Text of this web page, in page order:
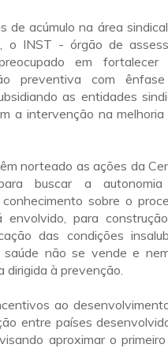
de acúmulo na área
o INST - órgão de
em fortalecer
preventiva com
as entidades
a intervenção na melhoria
norteado as ações da
buscar a
sobre o
para
das condições
não se vende e
dirigida à prevenção.
ao
entre países
aproximar o